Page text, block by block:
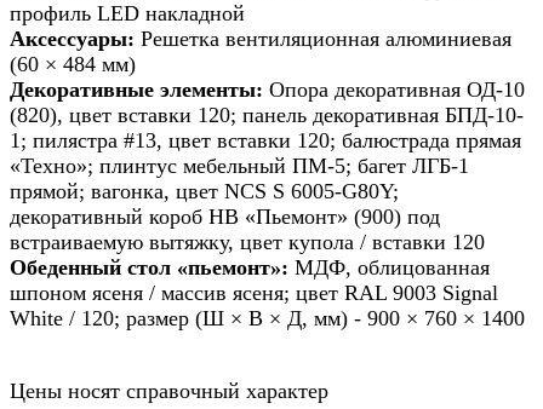
профиль LED накладной
Аксессуары: Решетка вентиляционная алюминиевая
(60 × 484 мм)
Декоративные элементы: Опора декоративная ОД-10
(820), цвет вставки 120; панель декоративная БПД-10-
1; пилястра #13, цвет вставки 120; балюстрада прямая
«Техно»; плинтус мебельный ПМ-5; багет ЛГБ-1
прямой; вагонка, цвет NCS S 6005-G80Y;
декоративный короб HB «Пьемонт» (900) под
встраиваемую вытяжку, цвет купола / вставки 120
Обеденный стол «пьемонт»: МДФ, облицованная
шпоном ясеня / массив ясеня; цвет RAL 9003 Signal
White / 120; размер (Ш × В × Д, мм) - 900 × 760 × 1400
Цены носят справочный характер